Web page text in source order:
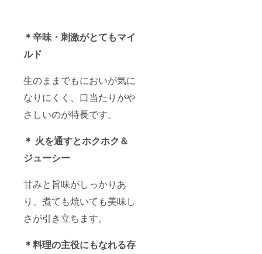
＊辛味・刺激がとてもマイ
ルド
生のままでもにおいが気に
なりにくく、口当たりがや
さしいのが特長です。
＊ 火を通すとホクホク＆
ジューシー
甘みと旨味がしっかりあ
り、煮ても焼いても美味し
さが引き立ちます。
＊料理の主役にもなれる存